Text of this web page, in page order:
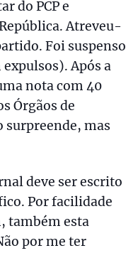
do PCP e
Atreveu-
Foi suspenso
Após a
nota com 40
Órgãos de
surpreende, mas
deve ser escrito
Por facilidade
também esta
por me ter